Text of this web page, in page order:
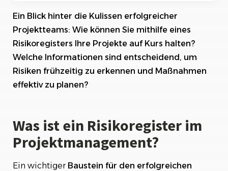
Zweck und Nutzen eines Risikoregisters
Aufbau und Struktur eines Risikoregisters
Identifizierung von Risiken für das Risikoregister
Bewertung und Priorisierung von Risiken im
identifizierten Risiken im Risikoregister
Fazit
Ein Blick hinter die Kulissen erfolgreicher
Projektteams: Wie können Sie mithilfe eines
Risikoregisters Ihre Projekte auf Kurs halten?
Welche Informationen sind entscheidend, um
Risiken frühzeitig zu erkennen und Maßnahmen
effektiv zu planen?
Was ist ein Risikoregister im
Projektmanagement?
Ein wichtiger Baustein für den erfolgreichen